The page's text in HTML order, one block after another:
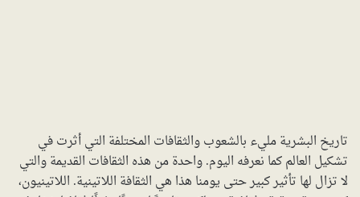
تاريخ البشرية مليء بالشعوب والثقافات المختلفة التي أثرت في
تشكيل العالم كما نعرفه اليوم. واحدة من هذه الثقافات القديمة والتي
لا تزال لها تأثير كبير حتى يومنا هذا هي الثقافة اللاتينية. اللاتينيون،